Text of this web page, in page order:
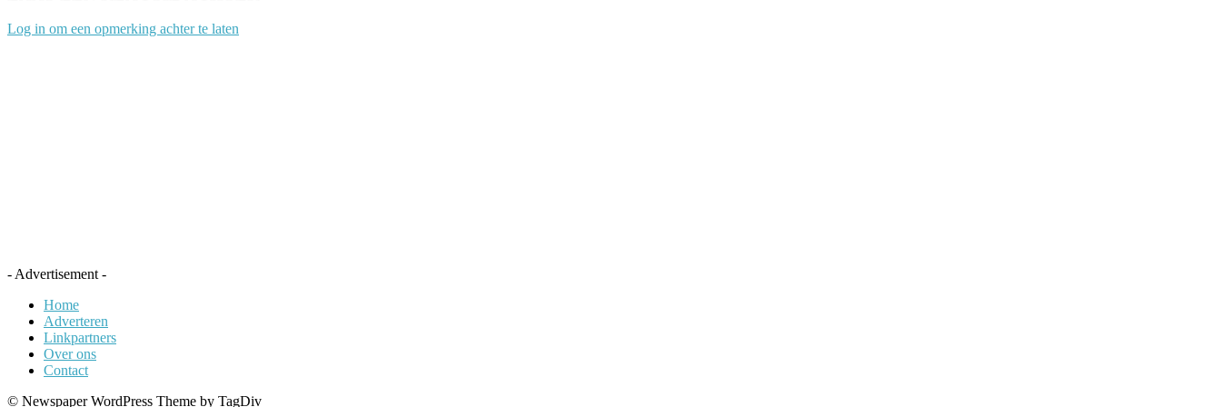
Log in om een opmerking achter te laten
- Advertisement -
Home
Adverteren
Linkpartners
Over ons
Contact
© Newspaper WordPress Theme by TagDiv